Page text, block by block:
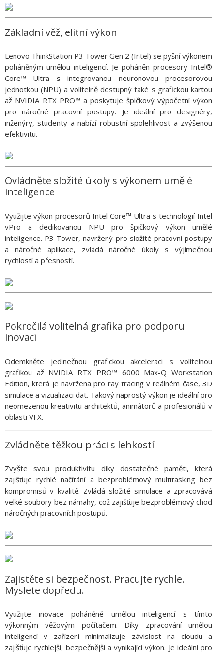
Základní věž, elitní výkon
Lenovo ThinkStation P3 Tower Gen 2 (Intel) se pyšní výkonem
poháněným umělou inteligencí. Je poháněn procesory Intel®
Core™ Ultra s integrovanou neuronovou procesorovou
jednotkou (NPU) a volitelně dostupný také s grafickou kartou
až NVIDIA RTX PRO™ a poskytuje špičkový výpočetní výkon
pro náročné pracovní postupy. Je ideální pro designéry,
inženýry, studenty a nabízí robustní spolehlivost a zvýšenou
efektivitu.
Ovládněte složité úkoly s výkonem umělé
inteligence
Využijte výkon procesorů Intel Core™ Ultra s technologií Intel
vPro a dedikovanou NPU pro špičkový výkon umělé
inteligence. P3 Tower, navržený pro složité pracovní postupy
a náročné aplikace, zvládá náročné úkoly s výjimečnou
rychlostí a přesností.
Pokročilá volitelná grafika pro podporu
inovací
Odemkněte jedinečnou grafickou akceleraci s volitelnou
grafikou až NVIDIA RTX PRO™ 6000 Max-Q Workstation
Edition, která je navržena pro ray tracing v reálném čase, 3D
simulace a vizualizaci dat. Takový naprostý výkon je ideální pro
neomezenou kreativitu architektů, animátorů a profesionálů v
oblasti VFX.
Zvládněte těžkou práci s lehkostí
Zvyšte svou produktivitu díky dostatečné paměti, která
zajišťuje rychlé načítání a bezproblémový multitasking bez
kompromisů v kvalitě. Zvládá složité simulace a zpracovává
velké soubory bez námahy, což zajišťuje bezproblémový chod
náročných pracovních postupů.
Zajistěte si bezpečnost. Pracujte rychle.
Myslete dopředu.
Využijte inovace poháněné umělou inteligencí s tímto
výkonným věžovým počítačem. Díky zpracování umělou
inteligencí v zařízení minimalizuje závislost na cloudu a
zajišťuje rychlejší, bezpečnější a vynikající výkon. Je ideální pro